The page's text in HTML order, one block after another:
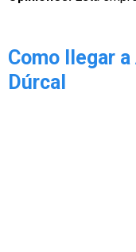
Como llegar
Dúrcal